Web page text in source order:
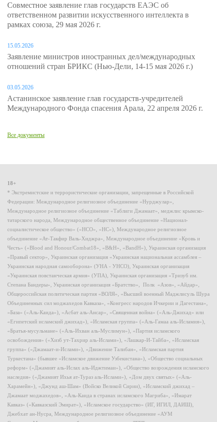
Совместное заявление глав государств ЕАЭС об
ответственном развитии искусственного интеллекта в
рамках союза, 29 мая 2026 г.
15.05.2026
Заявление министров иностранных дел/международных
отношений стран БРИКС (Нью-Дели, 14-15 мая 2026 г.)
03.05.2026
Астанинское заявление глав государств-учредителей
Международного Фонда спасения Арала, 22 апреля 2026 г.
Все документы
18+
* Экстремистские и террористические организации, запрещенные в Российской
Федерации: Международное религиозное объединение «Нурджулар»,
Международное религиозное объединение «Таблиги Джамаат», меджлис крымско-
татарского народа, Международное общественное объединение «Национал-
социалистическое общество» («НСО», «НС»), Международное религиозное
объединение «Ат-Такфир Валь-Хиджра», Международное объединение «Кровь и
Честь» («Blood and Honour/Combat18», «B&H», «BandH»), Украинская организация
«Правый сектор», Украинская организация «Украинская национальная ассамблея –
Украинская народная самооборона» (УНА - УНСО), Украинская организация
«Украинская повстанческая армия» (УПА), Украинская организация «Тризуб им.
Степана Бандеры», Украинская организация «Братство», Полк «Азов», «Айдар»,
Общероссийская политическая партия «ВОЛЯ», «Высший военный Маджлисуль Шура
Объединенных сил моджахедов Кавказа», «Конгресс народов Ичкерии и Дагестана»,
«База» («Аль-Каида»), «Асбат аль-Ансар», «Священная война» («Аль-Джихад» или
«Египетский исламский джихад»), «Исламская группа» («Аль-Гамаа аль-Исламия»),
«Братья-мусульмане» («Аль-Ихван аль-Муслимун»), «Партия исламского
освобождения» («Хизб ут-Тахрир аль-Ислами»), «Лашкар-И-Тайба», «Исламская
группа» («Джамаат-и-Ислами»), «Движение Талибан», «Исламская партия
Туркестана» (бывшее «Исламское движение Узбекистана»), «Общество социальных
реформ» («Джамият аль-Ислах аль-Иджтимаи»), «Общество возрождения исламского
наследия» («Джамият Ихья ат-Тураз аль-Ислами»), «Дом двух святых» («Аль-
Харамейн»), «Джунд аш-Шам» (Войско Великой Сирии), «Исламский джихад –
Джамаат моджахедов», «Аль-Каида в странах исламского Магриба», «Имарат
Кавказ» («Кавказский Эмират»), «Исламское государство» (ИГ, ИГИЛ, ДАИШ),
Джебхат ан-Нусра, Международное религиозное объединение «АУМ